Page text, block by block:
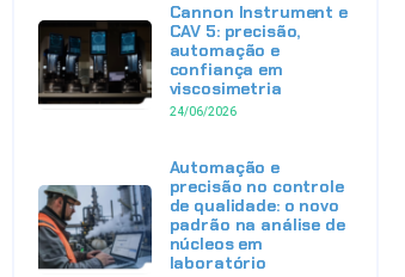
Cannon Instrument e
CAV 5: precisão,
automação e
confiança em
viscosimetria
24/06/2026
Automação e
precisão no controle
de qualidade: o novo
padrão na análise de
núcleos em
laboratório